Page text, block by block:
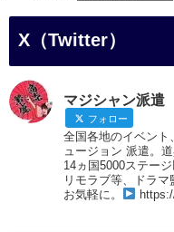
X（Twitter）
マジシャン派遣
フォロー
全国各地のイベント
ュージョン 派遣。
14ヵ国5000ステー
リモラブ等、ドラ
お気軽に。